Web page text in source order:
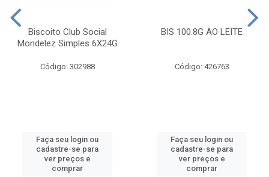
Biscoito Club Social
Mondelez Simples 6X24G
Código: 302988
Faça seu login ou
cadastre-se para
ver preços e
comprar
BIS 100.8G AO LEITE
Código: 426763
Faça seu login ou
cadastre-se para
ver preços e
comprar